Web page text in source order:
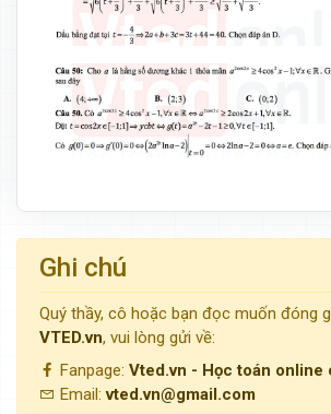
Ghi chú
Quý thầy, cô hoặc bạn đọc muốn đóng
VTED.vn, vui lòng gửi về:
Fanpage: Vted.vn - Học toán online
Email:vted.vn@gmail.com